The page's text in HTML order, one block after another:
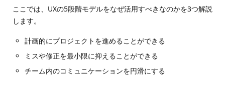
ここでは、UXの5段階モデルをなぜ活用すべきなのかを3つ解説
します。
計画的にプロジェクトを進めることができる
ミスや修正を最小限に抑えることができる
チーム内のコミュニケーションを円滑にする